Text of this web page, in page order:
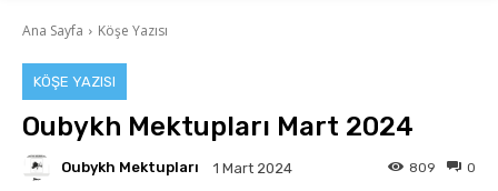
Ana Sayfa Köşe Yazısı
KÖŞE YAZISI
Oubykh Mektupları Mart 2024
Oubykh Mektupları 1 Mart 2024 0
809